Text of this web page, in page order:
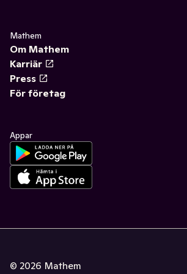
Mathem
Om Mathem
Karriär
Press
För företag
Appar
© 2026 Mathem